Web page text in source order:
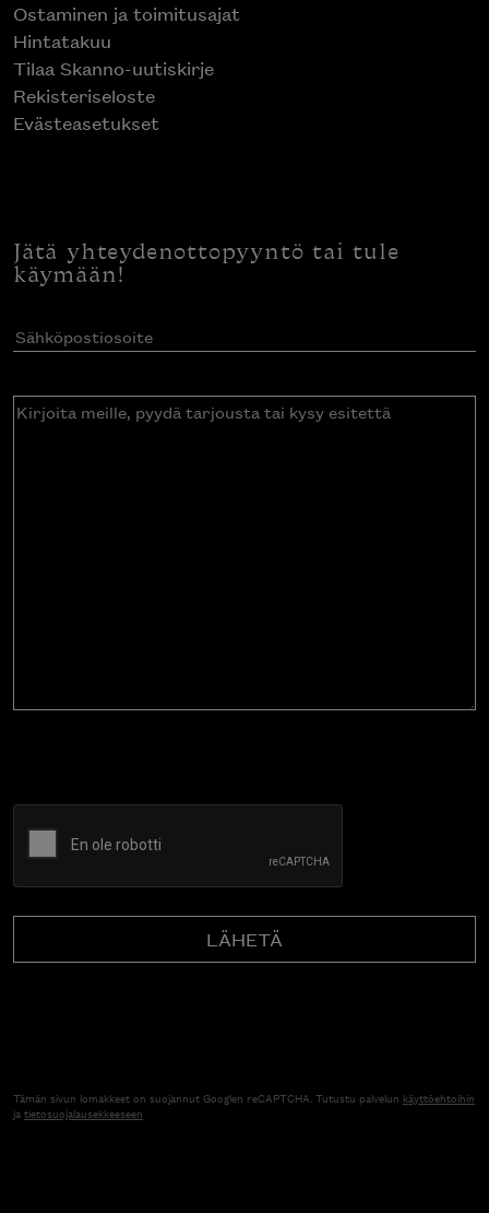
Ostaminen ja toimitusajat
Hintatakuu
Tilaa Skanno-uutiskirje
Rekisteriseloste
Evästeasetukset
Jätä yhteydenottopyyntö tai tule
käymään!
Sähköpostiosoite(Pakollinen)
Kirjoita
Tämän sivun lomakkeet on suojannut Googlen reCAPTCHA. Tutustu palvelun
käyttöehtoihinjatietosuojalausekkeeseen